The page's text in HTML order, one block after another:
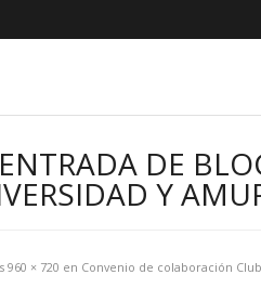
DE
Y
960 × 720 en Convenio de colaboración